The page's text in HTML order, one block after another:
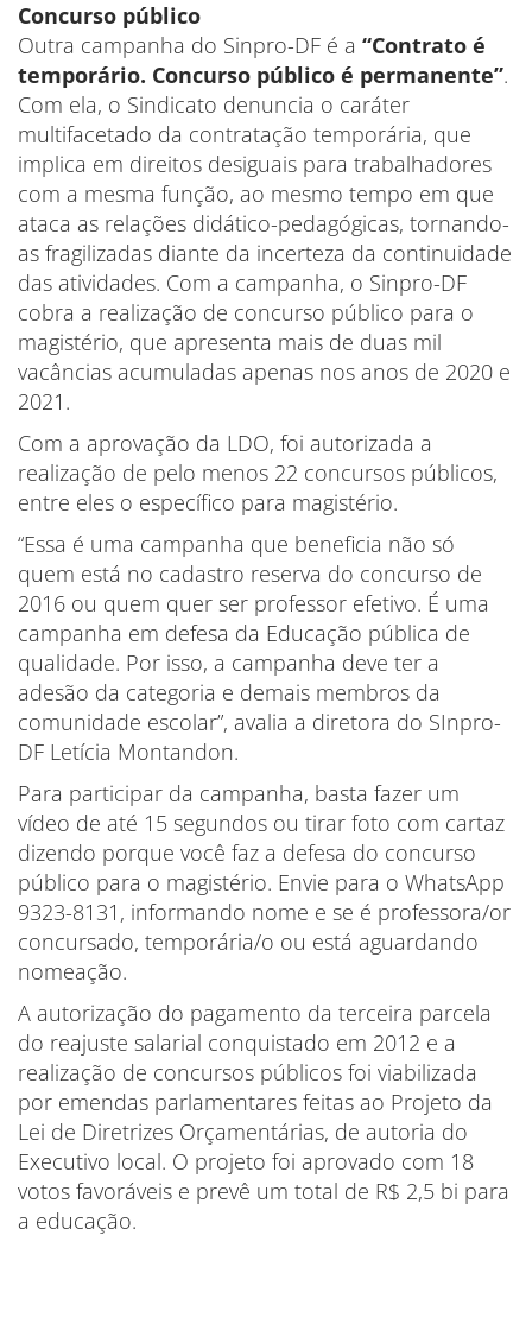
Concurso público
Outra campanha do Sinpro-DF é a “Contrato é
temporário. Concurso público é permanente”.
Com ela, o Sindicato denuncia o caráter
multifacetado da contratação temporária, que
implica em direitos desiguais para trabalhadores
com a mesma função, ao mesmo tempo em que
ataca as relações didático-pedagógicas, tornando-
as fragilizadas diante da incerteza da continuidade
das atividades. Com a campanha, o Sinpro-DF
cobra a realização de concurso público para o
magistério, que apresenta mais de duas mil
vacâncias acumuladas apenas nos anos de 2020 e
2021.
Com a aprovação da LDO, foi autorizada a
realização de pelo menos 22 concursos públicos,
entre eles o específico para magistério.
“Essa é uma campanha que beneficia não só
quem está no cadastro reserva do concurso de
2016 ou quem quer ser professor efetivo. É uma
campanha em defesa da Educação pública de
qualidade. Por isso, a campanha deve ter a
adesão da categoria e demais membros da
comunidade escolar”, avalia a diretora do SInpro-
DF Letícia Montandon.
Para participar da campanha, basta fazer um
vídeo de até 15 segundos ou tirar foto com cartaz
dizendo porque você faz a defesa do concurso
público para o magistério. Envie para o WhatsApp
9323-8131, informando nome e se é professora/or
concursado, temporária/o ou está aguardando
nomeação.
A autorização do pagamento da terceira parcela
do reajuste salarial conquistado em 2012 e a
realização de concursos públicos foi viabilizada
por emendas parlamentares feitas ao Projeto da
Lei de Diretrizes Orçamentárias, de autoria do
Executivo local. O projeto foi aprovado com 18
votos favoráveis e prevê um total de R$ 2,5 bi para
a educação.